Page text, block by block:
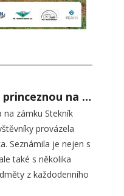
Prohlídka s princeznou na zámku Stekník
na zámku Stekník
provázela
Seznámila je nejen s
také s několika
z každodenního